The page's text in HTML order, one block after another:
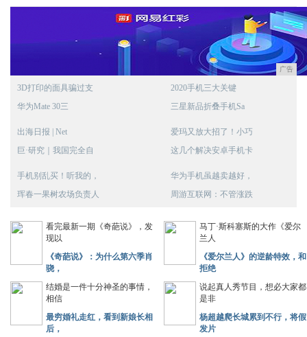
广告
3D打印的面具骗过支
华为Mate 30三
2020手机三大关键
三星新品折叠手机Sa
出海日报 | Net
巨·研究｜我国完全自
爱玛又放大招了！小巧
这几个解决安卓手机卡
手机别乱买！听我的，
珲春一果树农场负责人
华为手机虽越卖越好，
周游互联网：不管涨跌
看完最新一期《奇葩说》，发
现以
《奇葩说》：为什么第六季肖
骁，
马丁·斯科塞斯的大作《爱尔
兰人
《爱尔兰人》的逆龄特效，和
拒绝
结婚是一件十分神圣的事情，
相信
最穷婚礼走红，看到新娘长相
后，
说起真人秀节目，想必大家都
是非
杨超越爬长城累到不行，将假
发片